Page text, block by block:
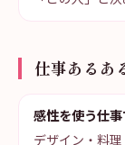
仕事あるあ
感性を使う仕
デザイン・料